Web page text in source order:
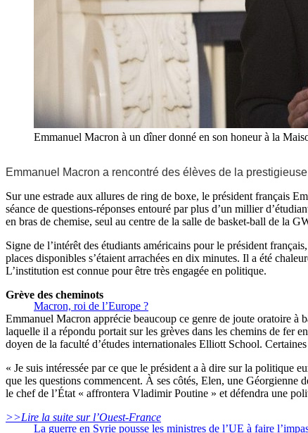
Emmanuel Macron à un dîner donné en son honeur à la
Emmanuel Macron a rencontré des élèves de la
Sur une estrade aux allures de ring de boxe, le président français
séance de questions-réponses entouré par plus d’un millier
en bras de chemise, seul au centre de la salle de basket-ball de la
Signe de l’intérêt des étudiants américains pour le président
places disponibles s’étaient arrachées en dix minutes. Il a été
L’institution est connue pour être très engagée en politique.
Macron, roi de l’Europe ?
Grève des cheminots
Emmanuel Macron apprécie beaucoup ce genre de joute oratoire à
laquelle il a répondu portait sur les grèves dans les chemins de fer
doyen de la faculté d’études internationales Elliott School.
« Je suis intéressée par ce que le président a à dire sur la politique
que les questions commencent. À ses côtés, Elen, une
le chef de l’État « affrontera Vladimir Poutine » et défendra une
La guerre en Syrie pousse les ministres de l’UE à faire
>>Lire la suite sur l’Ouest-France